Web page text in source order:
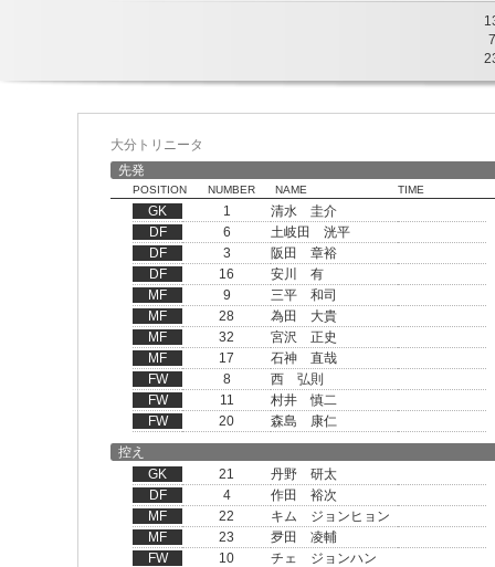
7
大分トリニータ
先発
POSITION NUMBER NAME TIME
GK 1
清水 圭介
DF
6
土岐田 洸平
DF
3
阪田 章裕
DF
16
安川 有
MF
9
三平 和司
MF
28
為田 大貴
MF
32
宮沢 正史
MF
17
石神 直哉
FW
8
西 弘則
FW
11
村井 慎二
FW
20
森島 康仁
控え
GK
21
丹野 研太
DF
4
作田 裕次
MF
22
キム ジョンヒョン
MF
23
夛田 凌輔
FW
10
チェ ジョンハン